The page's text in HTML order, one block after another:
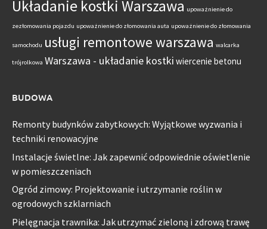
Układanie kostki Warszawa upoważnienie do
zezłomowania pojazdu upoważnienie do złomowania auta upoważnienie do złomowania
samochodu usługi remontowe warszawa walcarka
trójrolkowa Warszawa - układanie kostki wiercenie betonu
BUDOWA
Remonty budynków zabytkowych: Wyjątkowe wyzwania i
techniki renowacyjne
Instalacje świetlne: Jak zapewnić odpowiednie oświetlenie
w pomieszczeniach
Ogród zimowy: Projektowanie i utrzymanie roślin w
ogrodowych szklarniach
Pielęgnacja trawnika: Jak utrzymać zieloną i zdrową trawę